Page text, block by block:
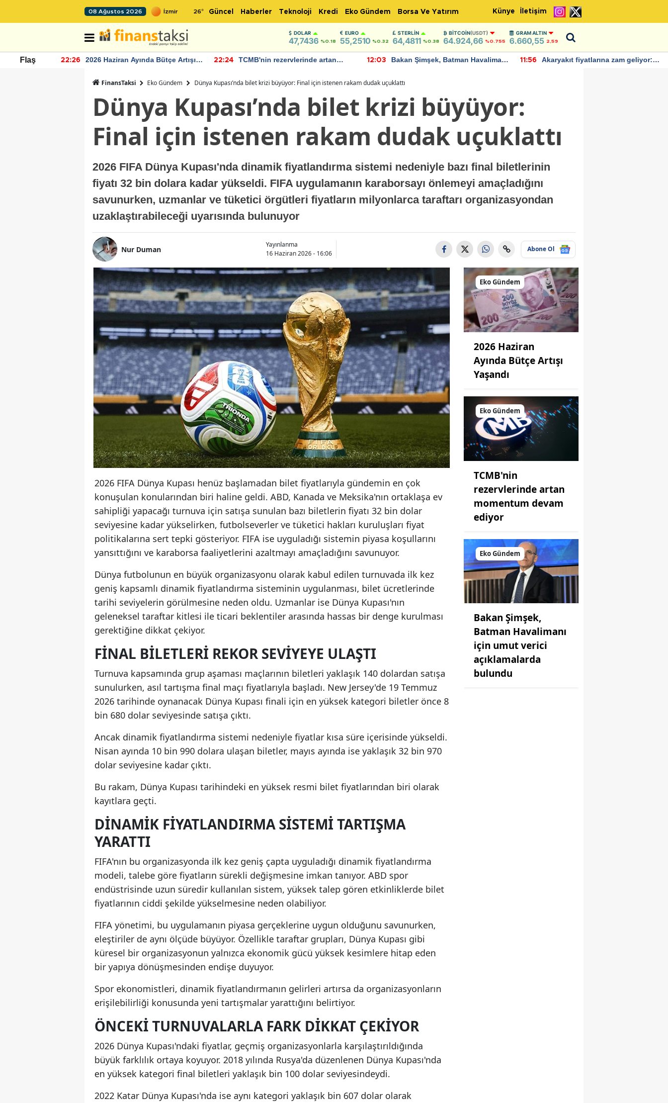
08 Ağustos 2026 26° Güncel Haberler Teknoloji Kredi Eko Gündem Borsa Ve Yatırım Künye İletişim
DOLAR
47,7436 %0.18
EURO
55,2510 %0.32
STERLIN
64,4811 %0.38
BITCOIN(USDT)
64.924,66 %0.755
GRAM ALTIN
6.660,55 2,59
Flaş 22:26
2026 Haziran Ayında Bütçe Artışı
22:24
TCMB'nin rezervlerinde artan
12:03
Bakan Şimşek, Batman Havalimanı
11:56
Akaryakıt fiyatlarına zam geliyor:
FinansTaksi Eko Gündem Dünya Kupası’nda bilet krizi büyüyor: Final için istenen rakam dudak uçuklattı
Dünya Kupası’nda bilet krizi büyüyor:
Final için istenen rakam dudak uçuklattı
2026 FIFA Dünya Kupası'nda dinamik fiyatlandırma sistemi nedeniyle bazı final biletlerinin
fiyatı 32 bin dolara kadar yükseldi. FIFA uygulamanın karaborsayı önlemeyi amaçladığını
savunurken, uzmanlar ve tüketici örgütleri fiyatların milyonlarca taraftarı organizasyondan
uzaklaştırabileceği uyarısında bulunuyor
Nur Duman
Yayınlanma
16 Haziran 2026 - 16:06
Abone Ol
2026 FIFA Dünya Kupası henüz başlamadan bilet fiyatlarıyla gündemin en çok
konuşulan konularından biri haline geldi. ABD, Kanada ve Meksika'nın ortaklaşa ev
sahipliği yapacağı turnuva için satışa sunulan bazı biletlerin fiyatı 32 bin dolar
seviyesine kadar yükselirken, futbolseverler ve tüketici hakları kuruluşları fiyat
politikalarına sert tepki gösteriyor. FIFA ise uyguladığı sistemin piyasa koşullarını
yansıttığını ve karaborsa faaliyetlerini azaltmayı amaçladığını savunuyor.
Dünya futbolunun en büyük organizasyonu olarak kabul edilen turnuvada ilk kez
geniş kapsamlı dinamik fiyatlandırma sisteminin uygulanması, bilet ücretlerinde
tarihi seviyelerin görülmesine neden oldu. Uzmanlar ise Dünya Kupası'nın
geleneksel taraftar kitlesi ile ticari beklentiler arasında hassas bir denge kurulması
gerektiğine dikkat çekiyor.
FINAL BILETLERI REKOR SEVIYEYE ULAŞTI
Turnuva kapsamında grup aşaması maçlarının biletleri yaklaşık 140 dolardan satışa
sunulurken, asıl tartışma final maçı fiyatlarıyla başladı. New Jersey'de 19 Temmuz
2026 tarihinde oynanacak Dünya Kupası finali için en yüksek kategori biletler önce 8
bin 680 dolar seviyesinde satışa çıktı.
Ancak dinamik fiyatlandırma sistemi nedeniyle fiyatlar kısa süre içerisinde yükseldi.
Nisan ayında 10 bin 990 dolara ulaşan biletler, mayıs ayında ise yaklaşık 32 bin 970
dolar seviyesine kadar çıktı.
Bu rakam, Dünya Kupası tarihindeki en yüksek resmi bilet fiyatlarından biri olarak
kayıtlara geçti.
DINAMIK FIYATLANDIRMA SISTEMI TARTIŞMA
YARATTI
FIFA'nın bu organizasyonda ilk kez geniş çapta uyguladığı dinamik fiyatlandırma
modeli, talebe göre fiyatların sürekli değişmesine imkan tanıyor. ABD spor
endüstrisinde uzun süredir kullanılan sistem, yüksek talep gören etkinliklerde bilet
fiyatlarının ciddi şekilde yükselmesine neden olabiliyor.
FIFA yönetimi, bu uygulamanın piyasa gerçeklerine uygun olduğunu savunurken,
eleştiriler de aynı ölçüde büyüyor. Özellikle taraftar grupları, Dünya Kupası gibi
küresel bir organizasyonun yalnızca ekonomik gücü yüksek kesimlere hitap eden
bir yapıya dönüşmesinden endişe duyuyor.
Spor ekonomistleri, dinamik fiyatlandırmanın gelirleri artırsa da organizasyonların
erişilebilirliği konusunda yeni tartışmalar yarattığını belirtiyor.
ÖNCEKI TURNUVALARLA FARK DIKKAT ÇEKIYOR
2026 Dünya Kupası'ndaki fiyatlar, geçmiş organizasyonlarla karşılaştırıldığında
büyük farklılık ortaya koyuyor. 2018 yılında Rusya'da düzenlenen Dünya Kupası'nda
en yüksek kategori final biletleri yaklaşık bin 100 dolar seviyesindeydi.
2022 Katar Dünya Kupası'nda ise aynı kategori yaklaşık bin 607 dolar olarak
Eko Gündem
2026 Haziran
Ayında Bütçe Artışı
Yaşandı
Eko Gündem
TCMB'nin
rezervlerinde artan
momentum devam
ediyor
Eko Gündem
Bakan Şimşek,
Batman Havalimanı
için umut verici
açıklamalarda
bulundu